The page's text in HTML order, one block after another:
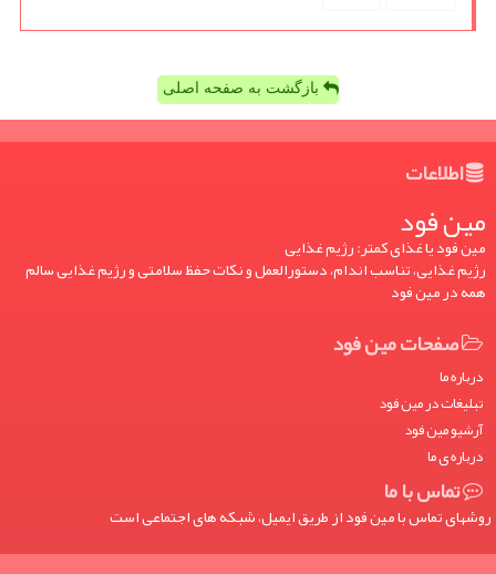
بازگشت به صفحه اصلی
اطلاعات
مین فود
مین فود یا غذای کمتر: رژیم غذایی
رژیم غذایی، تناسب اندام، دستورالعمل و نکات حفظ سلامتی و رژیم غذایی سالم
همه در مین فود
صفحات مین فود
درباره ما
تبلیغات در مین فود
آرشیو مین فود
درباره ی ما
تماس با ما
روشهای تماس با مین فود از طریق ایمیل، شبکه های اجتماعی است